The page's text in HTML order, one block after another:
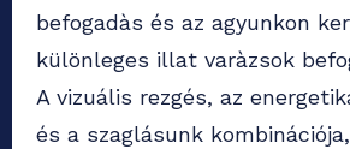
befogadàs és az agyunkon
különleges illat varàzsok
A vizuális rezgés, az
és a szaglásunk